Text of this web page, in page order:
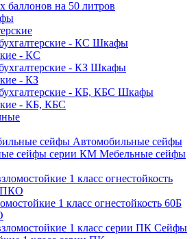
баллонов на 50 литров
Шкафы
- КС
Шкафы
- КЗ
Шкафы
- КБ, КБС
Автомобильные сейфы
Мебельные сейфы
1 класс огнестойкость 60Б
Сейфы